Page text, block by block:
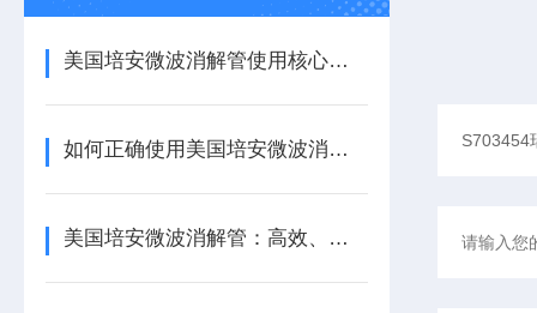
美国培安微波消解管使用核心注意事项
如何正确使用美国培安微波消解管进行样品消解？
美国培安微波消解管：高效、安全且环保的样品前处理解决方案